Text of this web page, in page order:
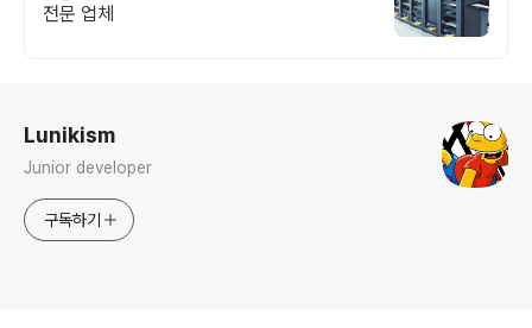
전문 업체
Lunikism
Junior developer
구독하기